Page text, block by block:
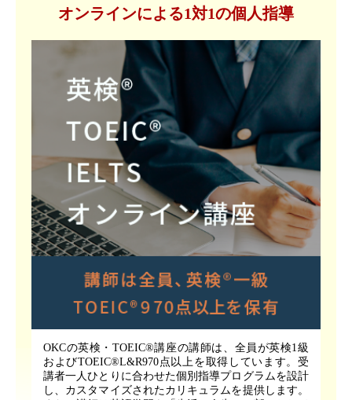
オンラインによる1対1の個人指導
OKCの英検・TOEIC®講座の講師は、全員が英検1級
およびTOEIC®L&R970点以上を取得しています。受
講者一人ひとりに合わせた個別指導プログラムを設計
し、カスタマイズされたカリキュラムを提供します。